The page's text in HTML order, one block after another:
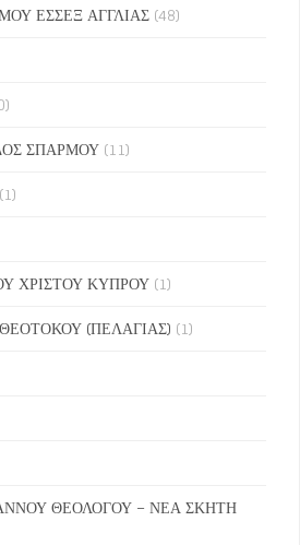
ΕΣΣΕΞ ΑΓΓΛΙΑΣ (48)
ΣΠΑΡΜΟΥ (11)
(1)
ΧΡΙΣΤΟΥ ΚΥΠΡΟΥ (1)
(ΠΕΛΑΓΙΑΣ) (1)
ΘΕΟΛΟΓΟΥ – ΝΕΑ ΣΚΗΤΗ